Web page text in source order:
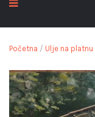
Početna / Ulje na platnu